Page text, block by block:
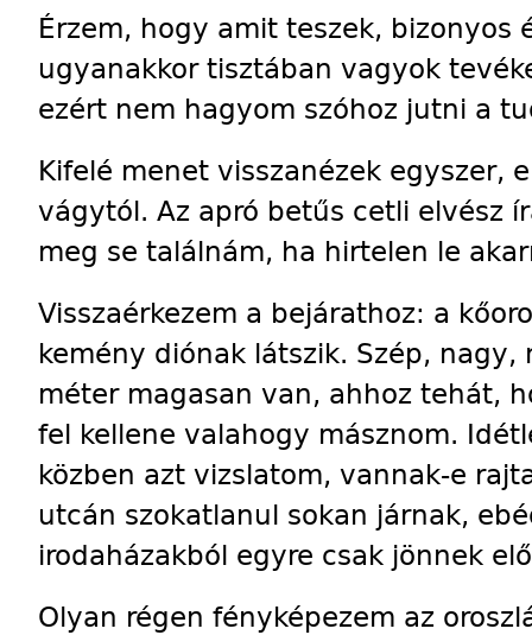
Érzem, hogy amit teszek, bizonyos
ugyanakkor tisztában vagyok
ezért nem hagyom szóhoz jutni a
Kifelé menet visszanézek egyszer,
vágytól. Az apró betűs cetli elvész
meg se találnám, ha hirtelen le
Visszaérkezem a bejárathoz: a
kemény diónak látszik. Szép,
méter magasan van, ahhoz tehát,
fel kellene valahogy másznom.
közben azt vizslatom, vannak-e
utcán szokatlanul sokan járnak,
irodaházakból egyre csak jönnek
Olyan régen fényképezem az